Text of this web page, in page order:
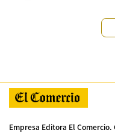
Empresa Editora El